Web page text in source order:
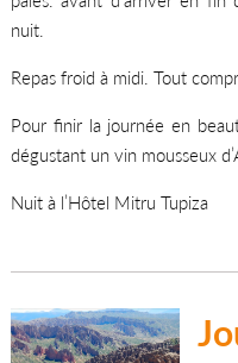
nuit.
Repas froid à midi. Tout
Pour finir la journée en
dégustant un vin mousseux
Nuit à l’Hôtel Mitru Tupiza